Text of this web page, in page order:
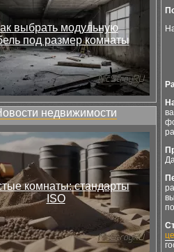
выбрать модульную
под размер комнаты
недвижимости
комнаты: стандарты
ISO